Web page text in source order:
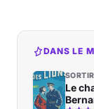
DANS LE
SORTIR
Le